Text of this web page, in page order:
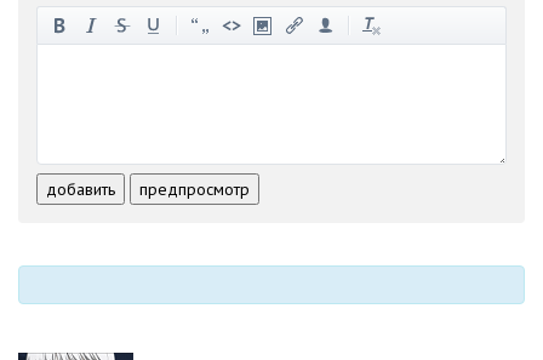
-
-
-
добавить предпросмотр